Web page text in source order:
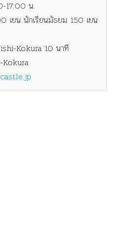
17:00 น.
ยน นักเรียนมัธยม 150 เยน
Kokura 10 นาที